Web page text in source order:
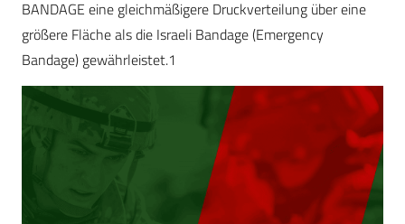
BANDAGE eine gleichmäßigere Druckverteilung über eine
größere Fläche als die Israeli Bandage (Emergency
Bandage) gewährleistet.1